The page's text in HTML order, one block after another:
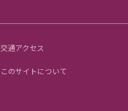
交通アクセス
このサイトについて